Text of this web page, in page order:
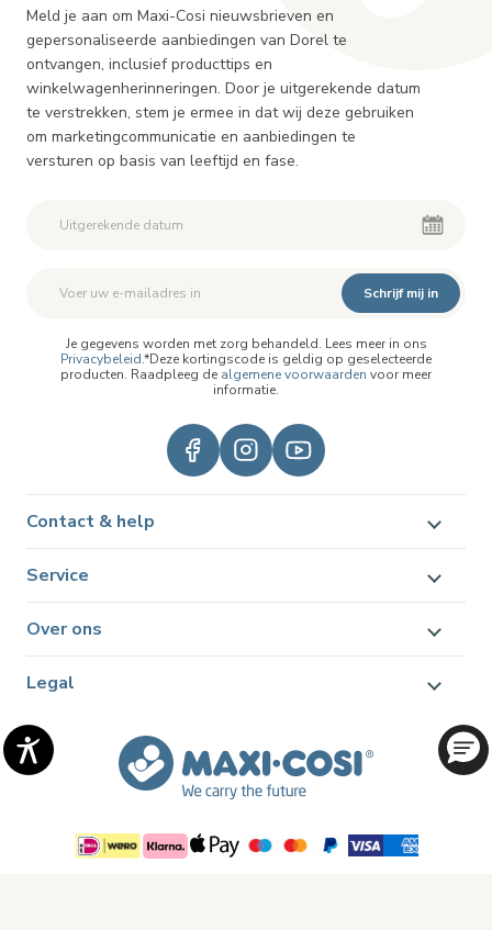
Meld je aan om Maxi-Cosi nieuwsbrieven en
gepersonaliseerde aanbiedingen van Dorel te
ontvangen, inclusief producttips en
winkelwagenherinneringen. Door je uitgerekende datum
te verstrekken, stem je ermee in dat wij deze gebruiken
om marketingcommunicatie en aanbiedingen te
versturen op basis van leeftijd en fase.
Schrijf mij in
Je gegevens worden met zorg behandeld. Lees meer in ons
Privacybeleid.*Deze kortingscode is geldig op geselecteerde
producten. Raadpleeg de algemene voorwaarden voor meer
informatie.
Contact & help
Service
Over ons
Legal